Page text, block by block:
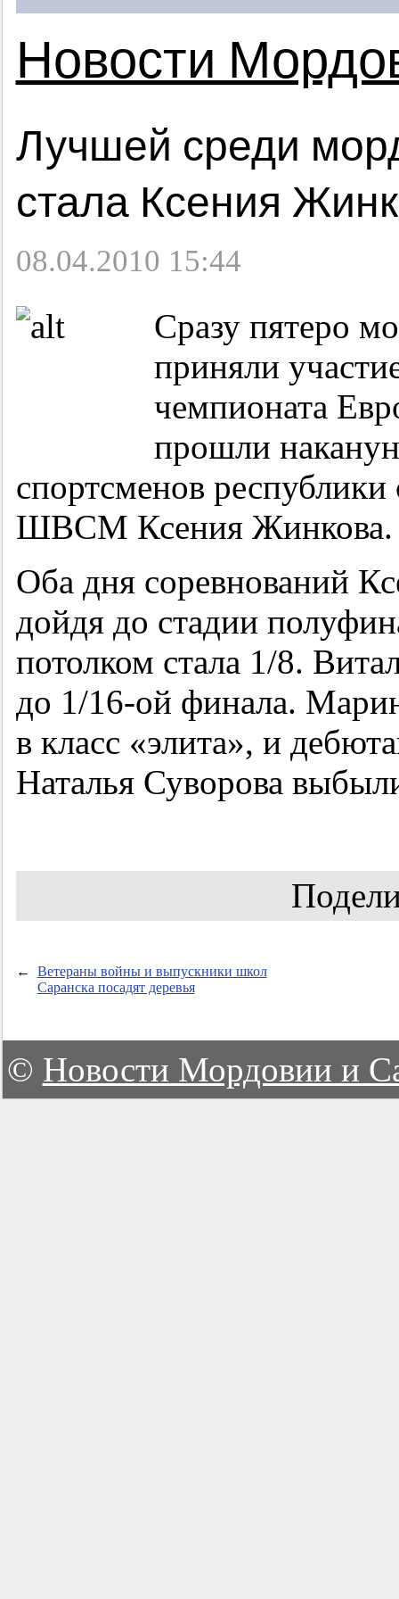
Новости
Лучшей среди
стала Ксения
08.04.2010 15:44
Сразу пятеро
приняли
чемпионата
прошли
спортсменов республики
ШВСМ Ксения Жинкова.
Оба дня соревнований
дойдя до стадии
потолком стала 1/8.
до 1/16-ой финала.
в класс «элита», и
Наталья Суворова
←
Ветераны войны и выпускники школ
Саранска посадят деревья
© Новости Мордовии и